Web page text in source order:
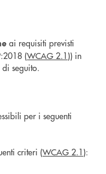
ai requisiti previsti
(WCAG 2.1 )) in
seguito.
per i seguenti
criteri (WCAG 2.1 ):